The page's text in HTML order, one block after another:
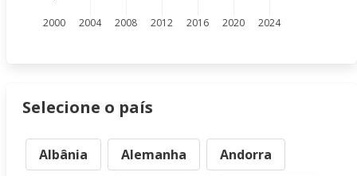
2000 2004 2008 2012 2016 2020 2024
Selecione o país
Albânia Alemanha Andorra